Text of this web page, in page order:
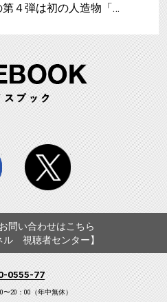
４弾は初の人造物「…
facebook twitter
問い合わせはこちら
ル 視聴者センター】
0555-77
〜20：00（年中無休）